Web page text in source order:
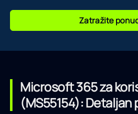
Zatražite
Microsoft 365 za
(MS55154): Detaljan